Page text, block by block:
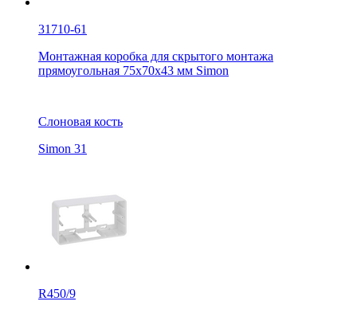
31710-61
Монтажная коробка для скрытого монтажа
прямоугольная 75x70x43 мм Simon
Слоновая кость
Simon 31
R450/9